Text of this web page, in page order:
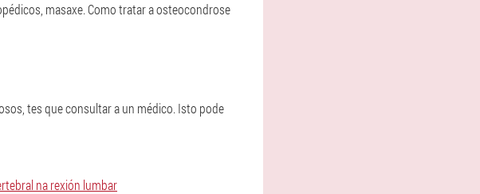
masaxe. Como tratar a osteocondrose
tes que consultar a un médico. Isto pode
na rexión lumbar